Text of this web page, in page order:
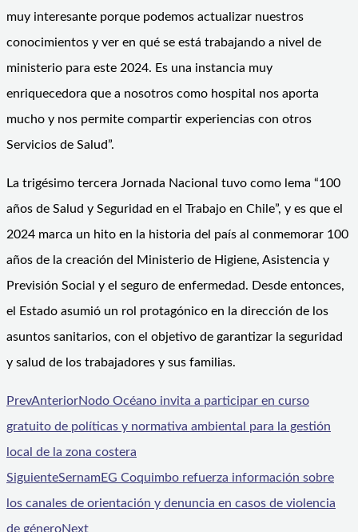
muy interesante porque podemos actualizar nuestros
conocimientos y ver en qué se está trabajando a nivel de
ministerio para este 2024. Es una instancia muy
enriquecedora que a nosotros como hospital nos aporta
mucho y nos permite compartir experiencias con otros
Servicios de Salud”.
La trigésimo tercera Jornada Nacional tuvo como lema “100
años de Salud y Seguridad en el Trabajo en Chile”, y es que el
2024 marca un hito en la historia del país al conmemorar 100
años de la creación del Ministerio de Higiene, Asistencia y
Previsión Social y el seguro de enfermedad. Desde entonces,
el Estado asumió un rol protagónico en la dirección de los
asuntos sanitarios, con el objetivo de garantizar la seguridad
y salud de los trabajadores y sus familias.
PrevAnteriorNodo Océano invita a participar en curso
gratuito de políticas y normativa ambiental para la gestión
local de la zona costera
SiguienteSernamEG Coquimbo refuerza información sobre
los canales de orientación y denuncia en casos de violencia
de géneroNext